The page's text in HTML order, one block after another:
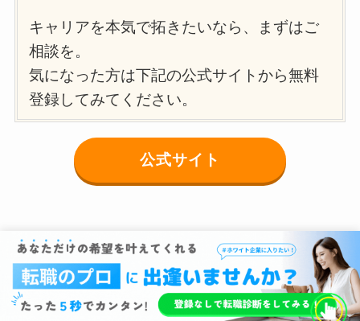
キャリアを本気で拓きたいなら、まずはご
相談を。
気になった方は下記の公式サイトから無料
登録してみてください。
公式サイト
オリジナル設計株式会社の年収が高い理
由とは？